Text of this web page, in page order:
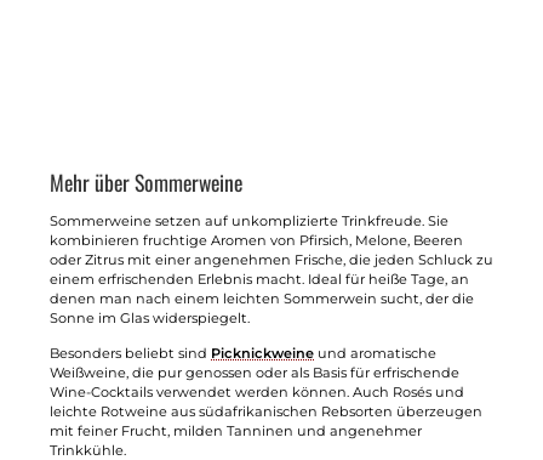
Mehr über Sommerweine
Sommerweine setzen auf unkomplizierte Trinkfreude. Sie
kombinieren fruchtige Aromen von Pfirsich, Melone, Beeren
oder Zitrus mit einer angenehmen Frische, die jeden Schluck zu
einem erfrischenden Erlebnis macht. Ideal für heiße Tage, an
denen man nach einem leichten Sommerwein sucht, der die
Sonne im Glas widerspiegelt.
Besonders beliebt sind Picknickweine und aromatische
Weißweine, die pur genossen oder als Basis für erfrischende
Wine-Cocktails verwendet werden können. Auch Rosés und
leichte Rotweine aus südafrikanischen Rebsorten überzeugen
mit feiner Frucht, milden Tanninen und angenehmer
Trinkkühle.